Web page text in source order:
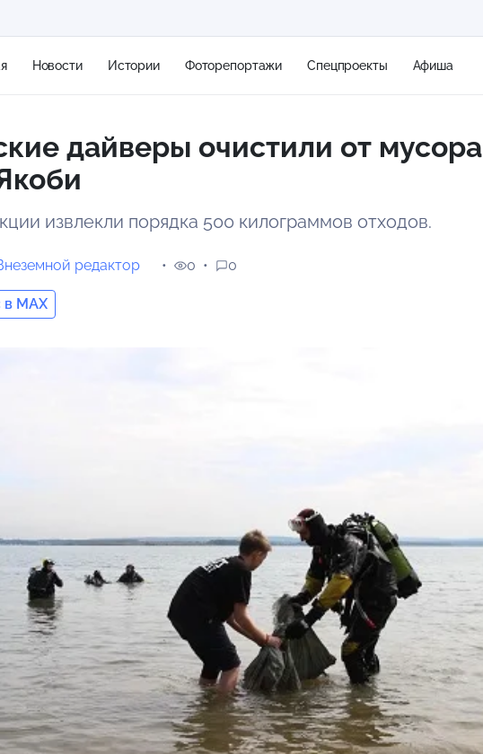
Новости Истории Фоторепортажи Спецпроекты Афиша
+18°
дайверы очистили от мусора
извлекли порядка 500 килограммов отходов.
редактор
MAX
0 0